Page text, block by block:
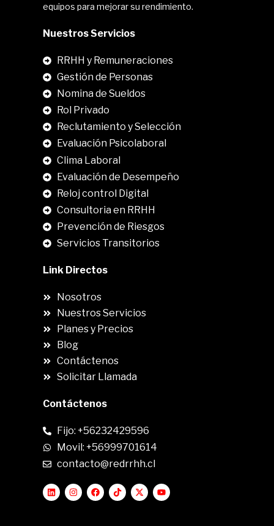
equipos para mejorar su rendimiento.
Nuestros Servicios
RRHH y Remuneraciones
Gestión de Personas
Nomina de Sueldos
Rol Privado
Reclutamiento y Selección
Evaluación Psicolaboral
Clima Laboral
Evaluación de Desempeño
Reloj control Digital
Consultoria en RRHH
Prevención de Riesgos
Servicios Transitorios
Link Directos
Nosotros
Nuestros Servicios
Planes y Precios
Blog
Contáctenos
Solicitar Llamada
Contáctenos
Fijo: +56232429596
Movil: +56999701614
contacto@redrrhh.cl